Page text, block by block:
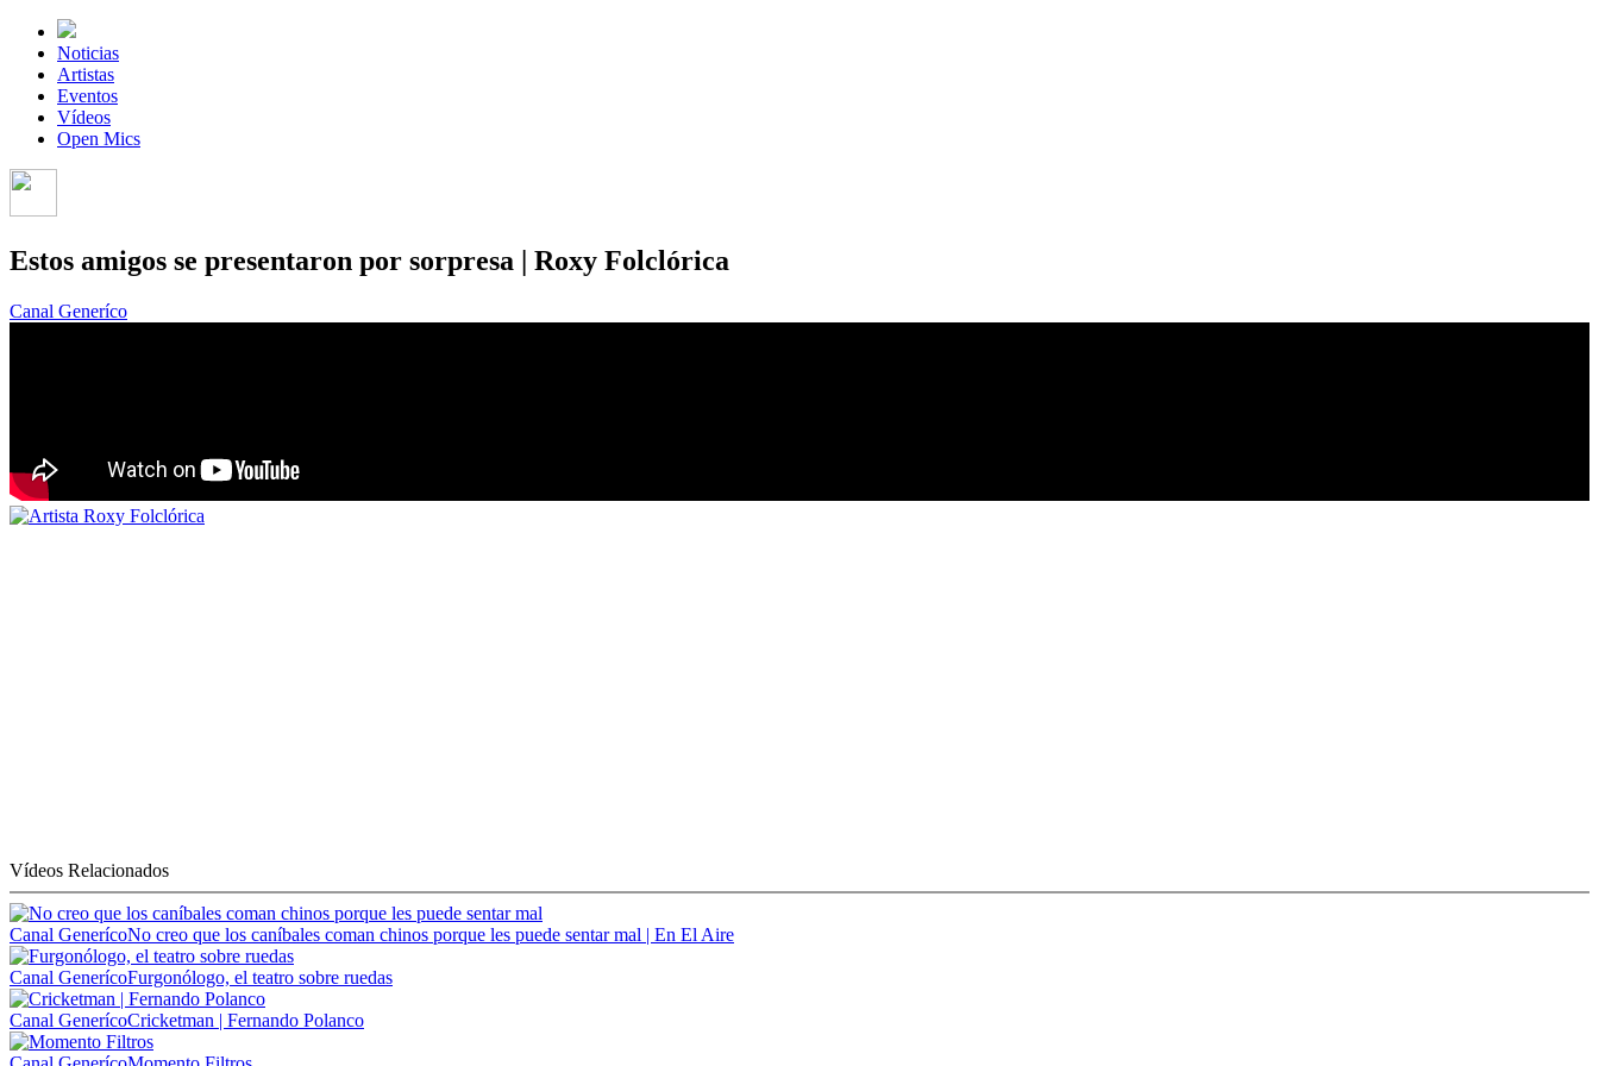
Noticias
Artistas
Eventos
Vídeos
Open Mics
Estos amigos se presentaron por sorpresa | Roxy Folclórica
Canal Generíco
Vídeos Relacionados
Canal GenerícoNo creo que los caníbales coman chinos porque les puede sentar mal | En El Aire
Canal GenerícoFurgonólogo, el teatro sobre ruedas
Canal GenerícoCricketman | Fernando Polanco